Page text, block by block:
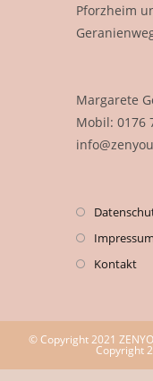
Pforzheim
Margarete
Mobil: 0176
Impressum
Kontakt
© Copyright 2021
Copyright